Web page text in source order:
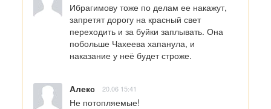
Ибрагимову тоже по делам ее накажут,
запретят дорогу на красный свет
переходить и за буйки заплывать. Она
побольше Чахеева хапанула, и
наказание у неё будет строже.
Алекс 20.06 15:41
Не потопляемые!